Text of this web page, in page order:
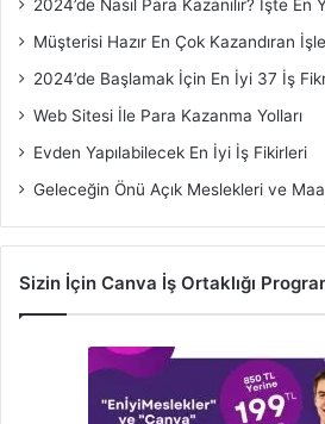
2024’de Nasıl Para Kazanılır? İşte En
Müşterisi Hazır En Çok Kazandıran
2024’de Başlamak İçin En İyi 37 İş
Web Sitesi İle Para Kazanma Yolları
Evden Yapılabilecek En İyi İş Fikirleri
Geleceğin Önü Açık Meslekleri ve
Sizin İçin Canva İş Ortaklığı